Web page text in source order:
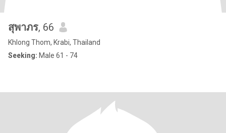
สุพาภร, 66
Khlong Thom, Krabi, Thailand
Seeking: Male 61 - 74